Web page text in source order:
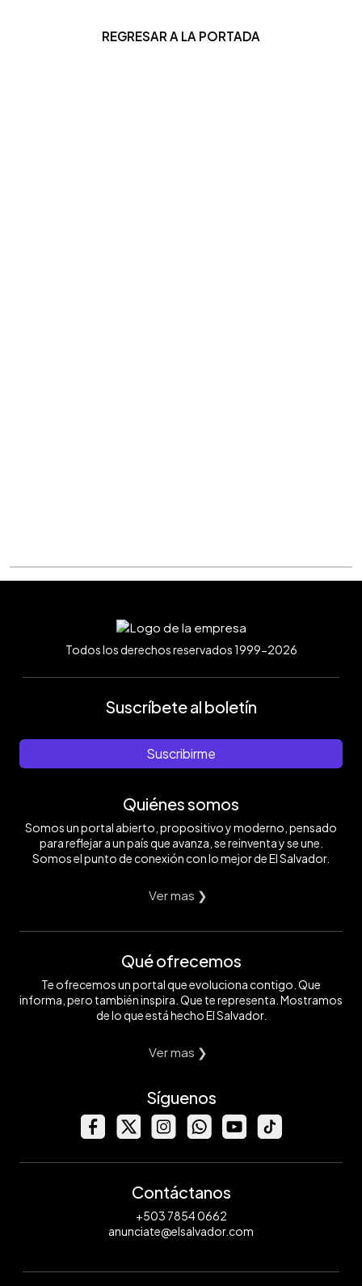
REGRESAR A LA PORTADA
Todos los derechos reservados 1999-2026
Suscríbete al boletín
Suscribirme
Quiénes somos
Somos un portal abierto, propositivo y moderno, pensado
para reflejar a un país que avanza, se reinventa y se une.
Somos el punto de conexión con lo mejor de El Salvador.
Ver mas ❯
Qué ofrecemos
Te ofrecemos un portal que evoluciona contigo. Que
informa, pero también inspira. Que te representa. Mostramos
de lo que está hecho El Salvador.
Ver mas ❯
Síguenos
Contáctanos
+503 7854 0662
anunciate@elsalvador.com